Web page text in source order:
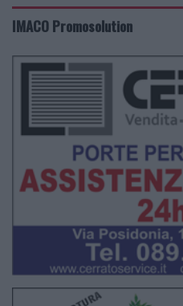
IMACO Promosolution